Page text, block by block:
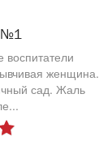
№1
женщина.
сад. Жаль